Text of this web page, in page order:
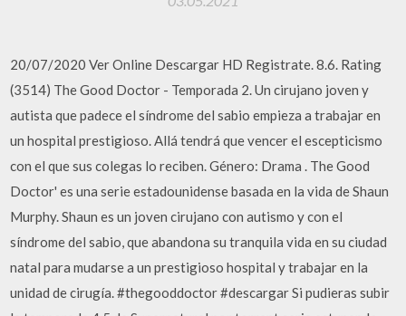
20/07/2020 Ver Online Descargar HD Registrate. 8.6. Rating
(3514) The Good Doctor - Temporada 2. Un cirujano joven y
autista que padece el síndrome del sabio empieza a trabajar en
un hospital prestigioso. Allá tendrá que vencer el escepticismo
con el que sus colegas lo reciben. Género: Drama . The Good
Doctor' es una serie estadounidense basada en la vida de Shaun
Murphy. Shaun es un joven cirujano con autismo y con el
síndrome del sabio, que abandona su tranquila vida en su ciudad
natal para mudarse a un prestigioso hospital y trabajar en la
unidad de cirugía. #thegooddoctor #descargar Si pudieras subir